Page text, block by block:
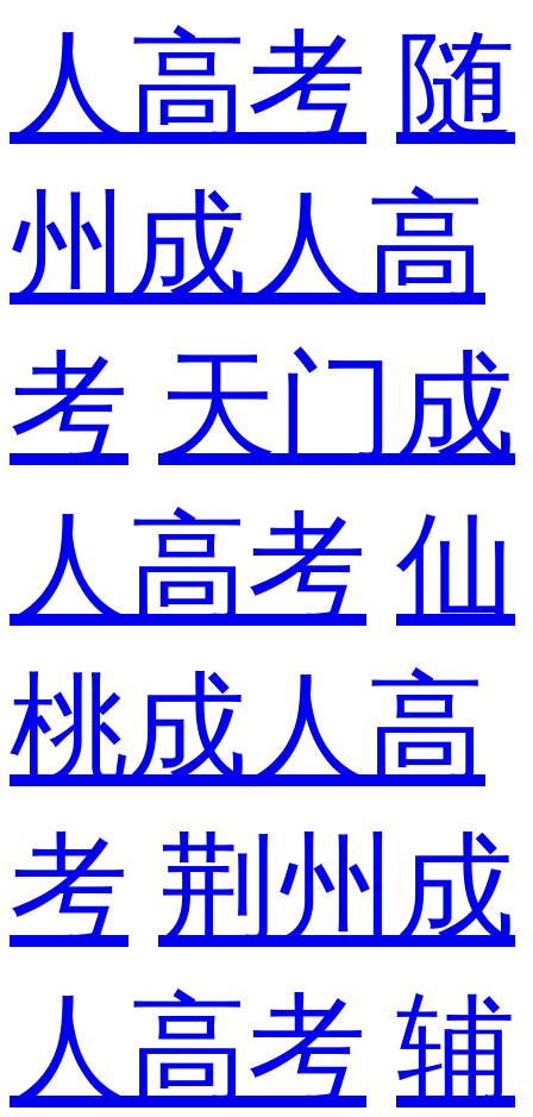
人高考 随
州成人高
考 天门成
人高考 仙
桃成人高
考 荆州成
人高考 辅